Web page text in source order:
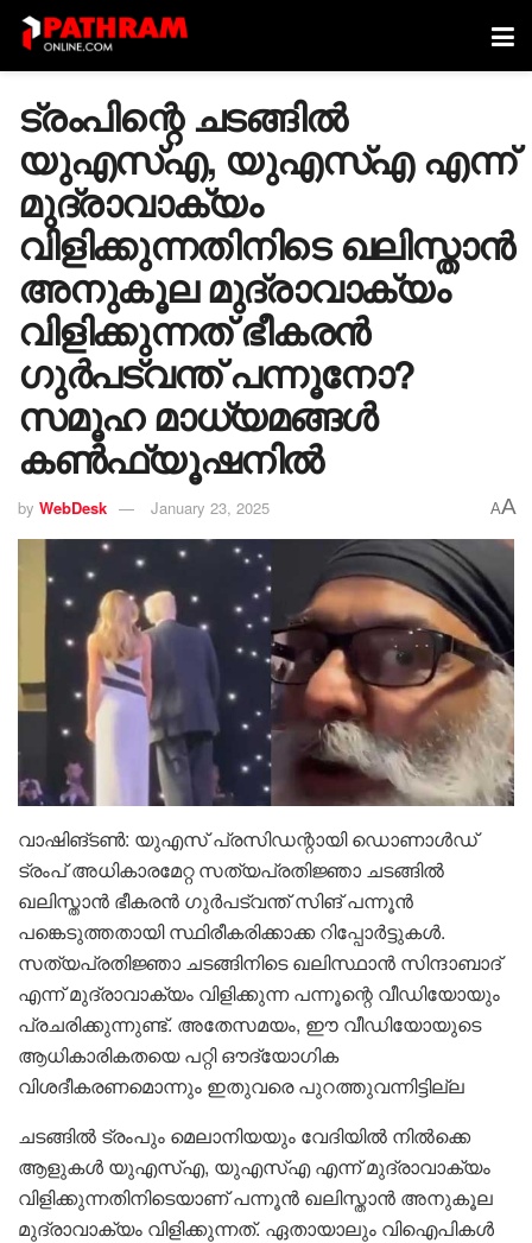
ട്രംപിന്റെ ചടങ്ങിൽ
യുഎസ്എ, യുഎസ്എ എന്ന്
മുദ്രാവാക്യം
വിളിക്കുന്നതിനിടെ ഖലിസ്താൻ
അനുകൂല മുദ്രാവാക്യം
വിളിക്കുന്നത് ഭീകരൻ
ഗുർപട്‍വന്ത് പന്നൂനോ?
സമൂഹ മാധ്യമങ്ങൾ
കൺഫ്യൂഷനിൽ
by WebDesk January 23, 2025 AA
വാഷിങ്ടൺ: യുഎസ് പ്രസിഡന്റായി ഡൊണാൾഡ്
ട്രംപ് അധികാരമേറ്റ സത്യപ്രതിജ്ഞാ ചടങ്ങിൽ
ഖലിസ്താൻ ഭീകരൻ ഗുർപട്‍വന്ത് സിങ് പന്നൂൻ
പങ്കെടുത്തതായി സ്ഥിരീകരിക്കാക്ക റിപ്പോർട്ടുകൾ.
സത്യപ്രതിജ്ഞാ ചടങ്ങിനിടെ ഖലിസ്ഥാൻ സിന്ദാബാദ്
എന്ന് മുദ്രാവാക്യം വിളിക്കുന്ന പന്നൂന്റെ വീഡിയോയും
പ്രചരിക്കുന്നുണ്ട്. അതേസമയം, ഈ വീഡിയോയുടെ
ആധികാരികതയെ പറ്റി ഔദ്യോ​ഗിക
വിശദീകരണമൊന്നും ഇതുവരെ പുറത്തുവന്നിട്ടില്ല
ചടങ്ങിൽ ട്രംപും മെലാനിയയും വേദിയിൽ നിൽക്കെ
ആളുകൾ യുഎസ്എ, യുഎസ്എ എന്ന് മുദ്രാവാക്യം
വിളിക്കുന്നതിനിടെയാണ് പന്നൂൻ ഖലിസ്താൻ അനുകൂല
മുദ്രാവാക്യം വിളിക്കുന്നത്. ഏതായാലും വിഐപികൾ